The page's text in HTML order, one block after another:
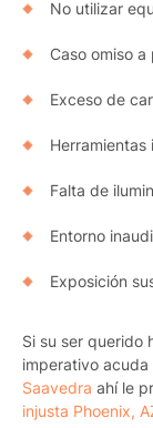
No utilizar
Caso omiso
Exceso de
Herramientas
Falta de
Entorno
Exposición
Si su ser querido
imperativo acuda
Saavedra ahí le
injusta Phoenix,